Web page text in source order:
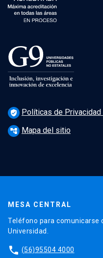
verified_user Políticas de Privacidad
account_tree Mapa del sitio
MESA CENTRAL
Teléfono para comunicarse
Universidad.
phone (56)95504 4000